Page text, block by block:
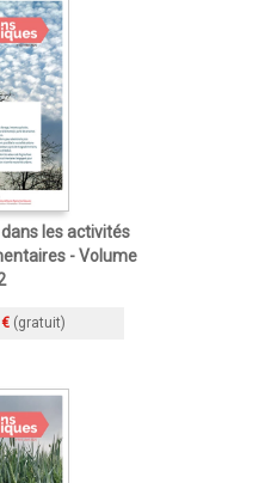
les activités
- Volume
(gratuit)